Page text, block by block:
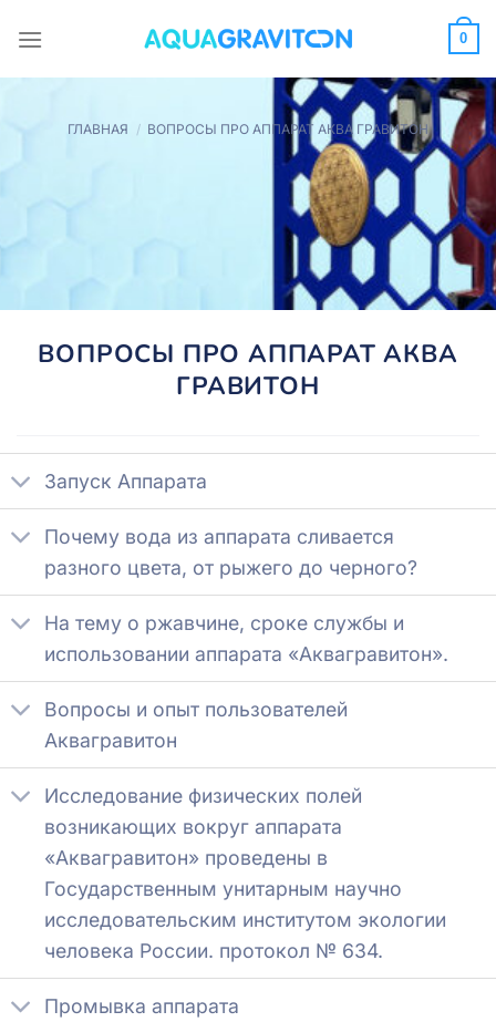
0
ГЛАВНАЯ / ВОПРОСЫ ПРО АППАРАТ АКВА ГРАВИТОН
ВОПРОСЫ ПРО АППАРАТ АКВА
ГРАВИТОН
Запуск Аппарата
Почему вода из аппарата сливается
разного цвета, от рыжего до черного?
На тему о ржавчине, сроке службы и
использовании аппарата «Аквагравитон».
Вопросы и опыт пользователей
Аквагравитон
Исследование физических полей
возникающих вокруг аппарата
«Аквагравитон» проведены в
Государственным унитарным научно
исследовательским институтом экологии
человека России. протокол № 634.
Промывка аппарата